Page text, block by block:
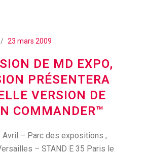
23 mars 2009
DE MD EXPO,
PRÉSENTERA
VERSION DE
COMMANDER™
Avril – Parc des expositions ,
– STAND E 35 Paris le